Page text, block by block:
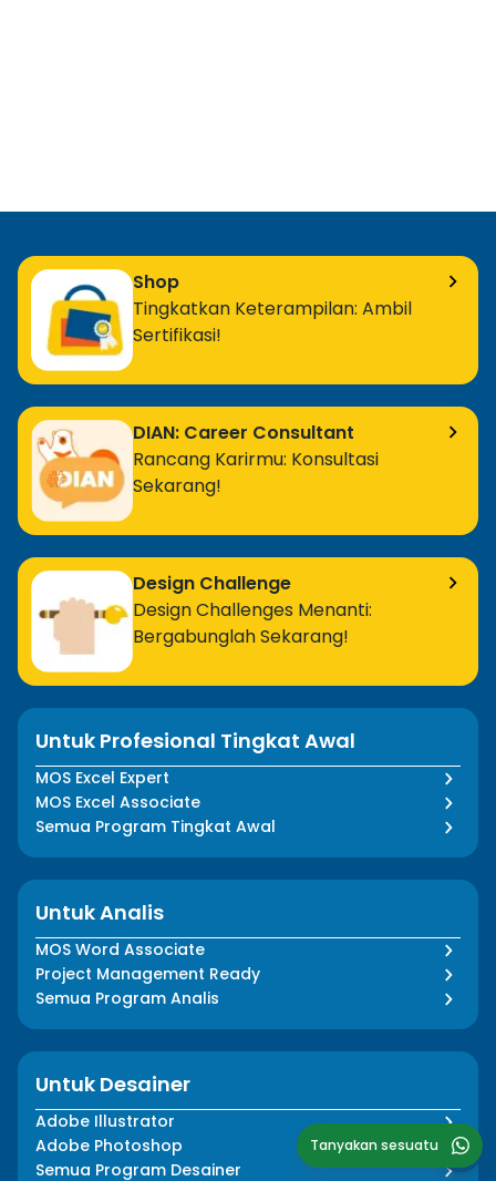
Tanyakan sesuatu
Shop
Tingkatkan Keterampilan: Ambil
Sertifikasi!
DIAN: Career Consultant
Rancang Karirmu: Konsultasi
Sekarang!
Design Challenge
Design Challenges Menanti:
Bergabunglah Sekarang!
Untuk Profesional Tingkat Awal
MOS Excel Expert
MOS Excel Associate
Semua Program Tingkat Awal
Untuk Analis
MOS Word Associate
Project Management Ready
Semua Program Analis
Untuk Desainer
Adobe Illustrator
Adobe Photoshop
Semua Program Desainer